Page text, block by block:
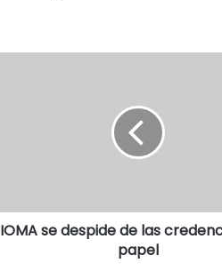
IOMA se despide de las
papel